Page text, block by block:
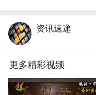
资讯速递
更多精彩视频